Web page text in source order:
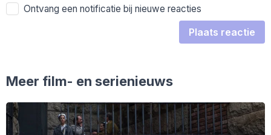
Ontvang een notificatie bij nieuwe reacties
Plaats reactie
Meer film- en serienieuws